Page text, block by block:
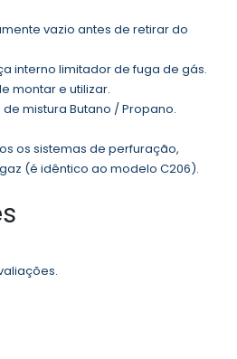
vazio antes de retirar do
interno limitador de fuga de gás.
montar e utilizar.
mistura Butano / Propano.
os sistemas de perfuração,
(é idêntico ao modelo C206).